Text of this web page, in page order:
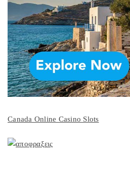
Canada Online Casino Slots